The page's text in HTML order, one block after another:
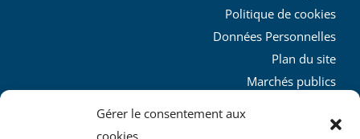
Gérer le consentement aux
cookies
Politique de cookies
Données Personnelles
Plan du site
Marchés publics
L’agglo recrute